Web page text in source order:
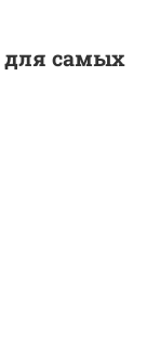
для самых